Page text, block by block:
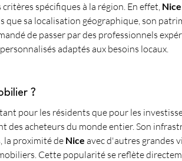
spécifiques à la région. En effet, Nice
que sa localisation géographique, son
de passer par des professionnels
adaptés aux besoins locaux.
?
pour les résidents que pour les
des acheteurs du monde entier. Son
la proximité de Nice avec d'autres grandes
Cette popularité se reflète